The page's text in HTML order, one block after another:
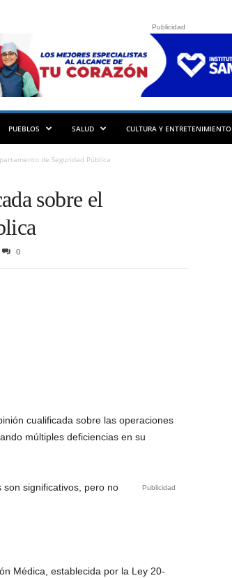
Publicidad
PUEBLOS SALUD CULTURA Y ENTRETENIMIENTO
de Seguridad Pública
sobre el
0
cualificada sobre las operaciones
múltiples deficiencias en su
Publicidad
significativos, pero no
Médica, establecida por la Ley 20-